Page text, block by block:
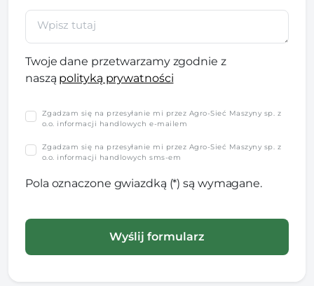
Twoje dane przetwarzamy zgodnie z
naszą polityką prywatności
Zgadzam się na przesyłanie mi przez Agro-Sieć Maszyny sp. z
o.o. informacji handlowych e-mailem
Zgadzam się na przesyłanie mi przez Agro-Sieć Maszyny sp. z
o.o. informacji handlowych sms-em
Pola oznaczone gwiazdką (*) są wymagane.